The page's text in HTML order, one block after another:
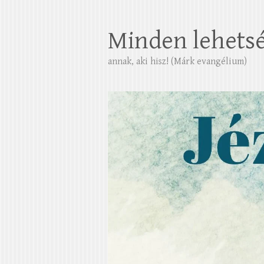
Minden
annak, aki hisz! (Márk evangélium)